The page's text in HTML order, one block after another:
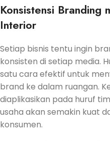
Konsistensi Branding
Interior
Setiap bisnis tentu ingin
konsisten di setiap media.
satu cara efektif untuk
brand ke dalam ruangan.
diaplikasikan pada huruf
usaha akan semakin kuat
konsumen.